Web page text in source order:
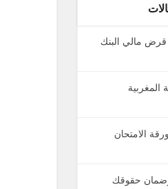
مالي البنك
الامتحان
حقوقك